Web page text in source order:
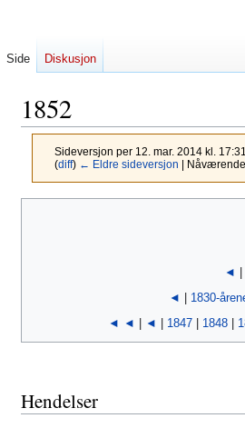
1852
Sideversjon per 12. mar. 2014 kl.
(diff) ← Eldre sideversjon |
◄
◄
1830-
◄ ◄ | ◄ | 1847 | 1848 |
Hendelser
Side Diskusjon